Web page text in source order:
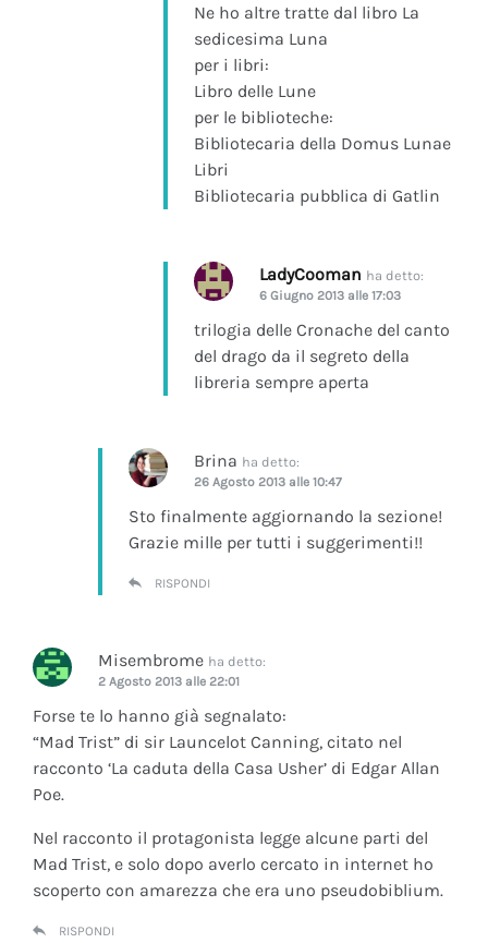
Ne ho altre tratte dal libro La
sedicesima Luna
per i libri:
Libro delle Lune
per le biblioteche:
Bibliotecaria della Domus Lunae
Libri
Bibliotecaria pubblica di Gatlin
LadyCooman ha detto:
6 Giugno 2013 alle 17:03
trilogia delle Cronache del canto
del drago da il segreto della
libreria sempre aperta
Brina ha detto:
26 Agosto 2013 alle 10:47
Sto finalmente aggiornando la sezione!
Grazie mille per tutti i suggerimenti!!
RISPONDI
Misembrome ha detto:
2 Agosto 2013 alle 22:01
Forse te lo hanno già segnalato:
“Mad Trist” di sir Launcelot Canning, citato nel
racconto ‘La caduta della Casa Usher’ di Edgar Allan
Poe.
Nel racconto il protagonista legge alcune parti del
Mad Trist, e solo dopo averlo cercato in internet ho
scoperto con amarezza che era uno pseudobiblium.
RISPONDI